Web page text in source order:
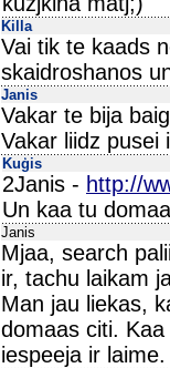
Killa
Vai tik te kaads
skaidroshanos
Janis
Vakar te bija
Vakar liidz pusei
Kuģis
2Janis - http://
Un kaa tu
Janis
Mjaa, search
ir, tachu laikam
Man jau liekas,
domaas citi.
iespeeja ir laime.